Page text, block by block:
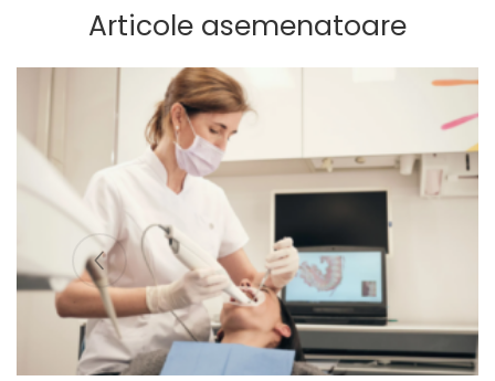
Articole asemenatoare